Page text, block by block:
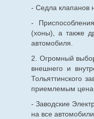
- Седла клапанов
-
(хоны), а также
автомобиля.
2. Огромный
внешнего и
Тольяттинского
приемлемым
- Заводские
на все автомобили